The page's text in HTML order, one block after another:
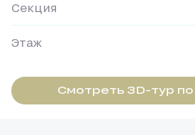
Секция
Этаж
Смотреть 3D-тур